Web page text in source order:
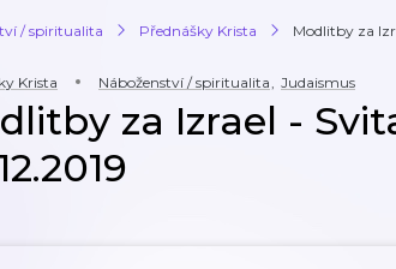
/ spiritualita Přednášky Krista Modlitby za
Krista Náboženství / spiritualita, Judaismus
za Izrael -